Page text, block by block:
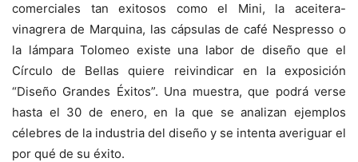
comerciales tan exitosos como el Mini, la aceitera-
vinagrera de Marquina, las cápsulas de café Nespresso o
la lámpara Tolomeo existe una labor de diseño que el
Círculo de Bellas quiere reivindicar en la exposición
“Diseño Grandes Éxitos”. Una muestra, que podrá verse
hasta el 30 de enero, en la que se analizan ejemplos
célebres de la industria del diseño y se intenta averiguar el
por qué de su éxito.